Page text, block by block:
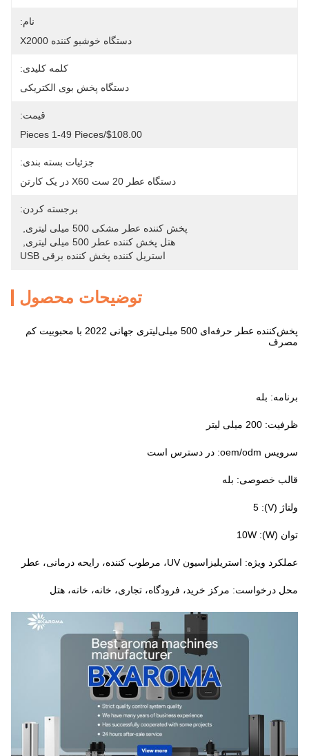
نام:
دستگاه خوشبو کننده X2000
کلمه کلیدی:
دستگاه پخش بوی الکتریکی
قیمت:
$108.00/pieces 1-49 Pieces
جزئیات بسته بندی:
دستگاه عطر 20 ست X60 در یک کارتن
برجسته کردن:
پخش کننده عطر مشکی 500 میلی لیتری
هتل پخش کننده عطر 500 میلی لیتری
استریل کننده پخش کننده برقی USB
توضیحات محصول
پخش‌کننده عطر حرفه‌ای 500 میلی‌لیتری جهانی 2022 با محبوبیت کم
مصرف
برنامه: بله
ظرفیت: 200 میلی لیتر
سرویس oem/odm: در دسترس است
قالب خصوصی: بله
ولتاژ (V): 5
توان (W): 10W
عملکرد ویژه: استریلیزاسیون UV، مرطوب کننده، رایحه درمانی، عطر
محل درخواست: مرکز خرید، فرودگاه، تجاری، خانه، خانه، هتل